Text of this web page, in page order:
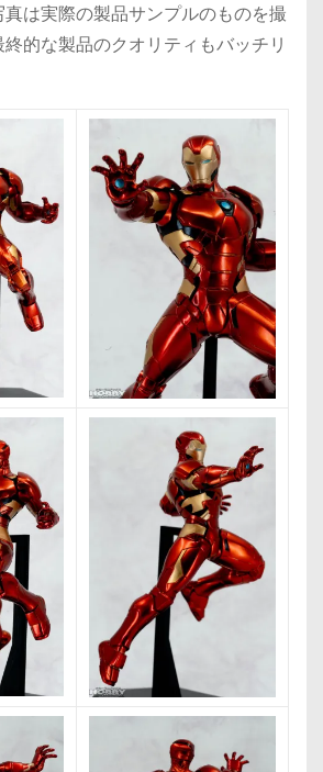
は実際の製品サンプルのものを撮
的な製品のクオリティもバッチリ